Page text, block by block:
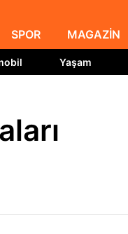
SPOR MAGAZİN
Yaşam